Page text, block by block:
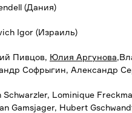
(Дания)
Igor (Израиль)
Пивцов, Юлия Аргунова
Софрыгин, Александр
Schwarzler, Lominique
Gamsjager, Hubert